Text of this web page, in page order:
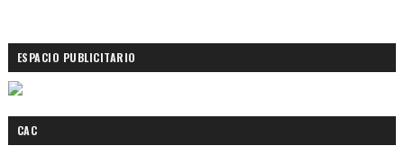
ESPACIO PUBLICITARIO
CAC